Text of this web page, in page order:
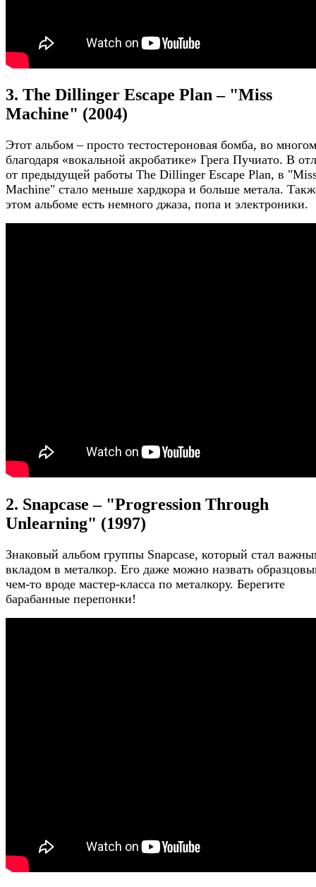
3. The Dillinger Escape Plan – "Miss
Machine" (2004)
Этот альбом – просто тестостероновая бомба, во многом
благодаря «вокальной акробатике» Грега Пучиато. В
от предыдущей работы The Dillinger Escape Plan, в
Machine" стало меньше хардкора и больше метала.
этом альбоме есть немного джаза, попа и электроники.
2. Snapcase – "Progression Through
Unlearning" (1997)
Знаковый альбом группы Snapcase, который стал
вкладом в металкор. Его даже можно назвать
чем-то вроде мастер-класса по металкору. Берегите
барабанные перепонки!